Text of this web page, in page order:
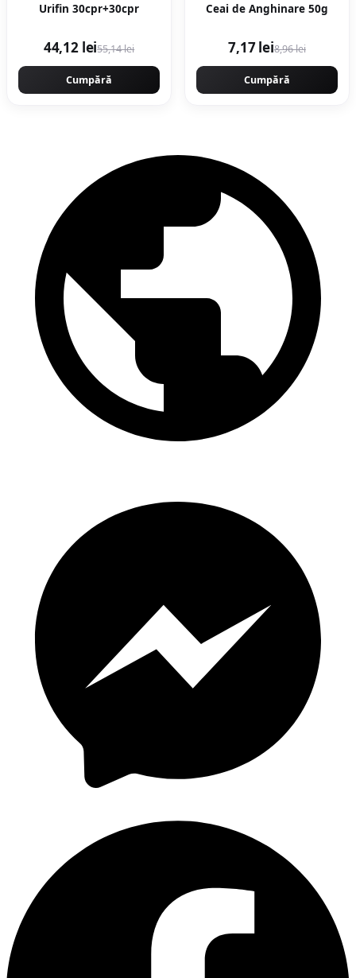
Urifin 30cpr+30cpr
44,12 lei55,14 lei
Cumpără
Ceai de Anghinare 50g
7,17 lei8,96 lei
Cumpără